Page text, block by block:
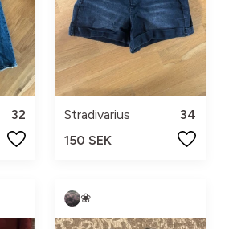
32
Stradivarius
34
150 SEK
❀